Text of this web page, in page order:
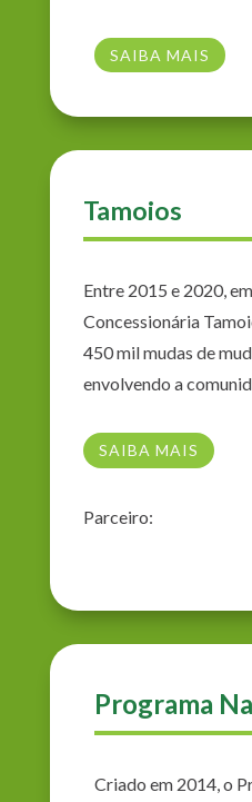
SAIBA MAIS
Tamoios
Entre 2015 e 2020,
Concessionária
450 mil mudas de
envolvendo a
SAIBA MAIS
Parceiro:
Programa
Criado em 2014, o